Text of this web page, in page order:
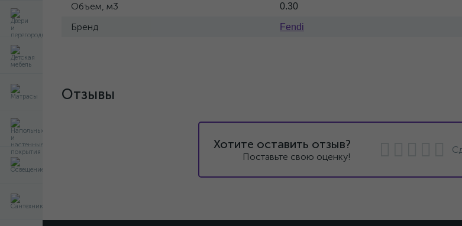
Объем, м3 0.30
Бренд Fendi
Отзывы
Хотите оставить отзыв?
Поставьте свою оценку!